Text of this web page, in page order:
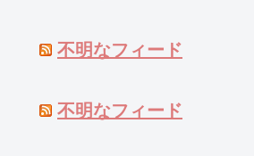
不明なフィード
不明なフィード